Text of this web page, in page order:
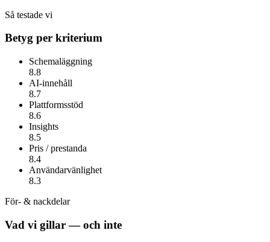
Så testade vi
Betyg per kriterium
Schemaläggning
8.8
AI-innehåll
8.7
Plattformsstöd
8.6
Insights
8.5
Pris / prestanda
8.4
Användarvänlighet
8.3
För- & nackdelar
Vad vi gillar — och inte